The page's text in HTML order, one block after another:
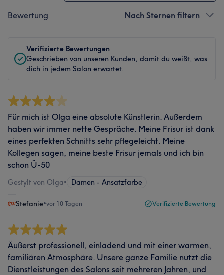
Bewertung Nach Sternen filtern
Verifizierte Bewertungen
Geschrieben von unseren Kunden, damit du weißt, was
dich in jedem Salon erwartet.
Für mich ist Olga eine absolute Künstlerin. Außerdem
haben wir immer nette Gespräche. Meine Frisur ist dank
eines perfekten Schnitts sehr pflegeleicht. Meine
Kollegen sagen, meine beste Frisur jemals und ich bin
schon Ü-50
Gestylt von Olga• Damen - Ansatzfarbe
Stefanie•vor 10 Tagen Verifizierte Bewertung
Äußerst professionell, einladend und mit einer warmen,
familiären Atmosphäre. Unsere ganze Familie nutzt die
Dienstleistungen des Salons seit mehreren Jahren, und